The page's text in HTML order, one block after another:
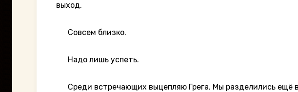
выход.
Совсем близко.
Надо лишь успеть.
Среди встречающих выцепляю Грега. Мы разделились ещё